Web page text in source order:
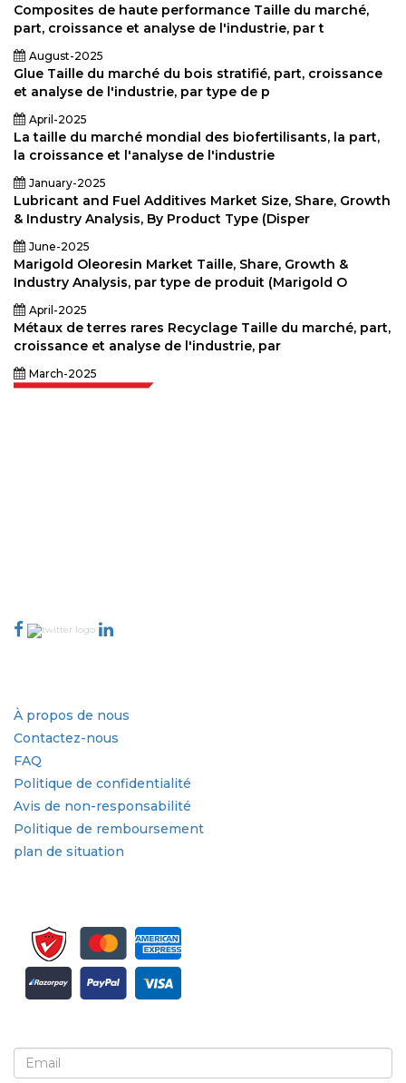
Composites de haute performance Taille du marché,
part, croissance et analyse de l'industrie, par t
August-2025
Glue Taille du marché du bois stratifié, part, croissance
et analyse de l'industrie, par type de p
April-2025
La taille du marché mondial des biofertilisants, la part,
la croissance et l'analyse de l'industrie
January-2025
Lubricant and Fuel Additives Market Size, Share, Growth
& Industry Analysis, By Product Type (Disper
June-2025
Marigold Oleoresin Market Taille, Share, Growth &
Industry Analysis, par type de produit (Marigold O
April-2025
Métaux de terres rares Recyclage Taille du marché, part,
croissance et analyse de l'industrie, par
March-2025
À propos de nous
Contactez-nous
FAQ
Politique de confidentialité
Avis de non-responsabilité
Politique de remboursement
plan de situation